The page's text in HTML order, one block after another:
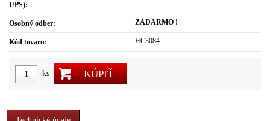
UPS):
Osobný odber: ZADARMO !
Kód tovaru: HC3084
ks KÚPIŤ